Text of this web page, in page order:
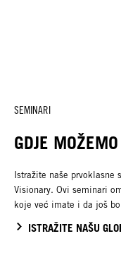
SEMINARI
GDJE
Istražite naše prvoklasne
Visionary. Ovi seminari
koje već imate i da još
ISTRAŽITE NAŠU